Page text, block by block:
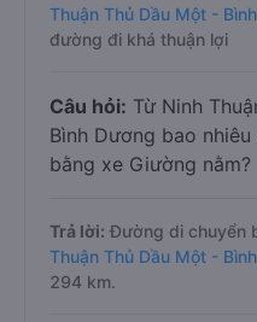
Thuận Thủ Dầu Một -
đường đi khá thuận lợi
Câu hỏi: Từ Ninh
Bình Dương bao
bằng xe Giường nằm?
Trả lời: Đường di chuyển
Thuận Thủ Dầu Một -
294 km.